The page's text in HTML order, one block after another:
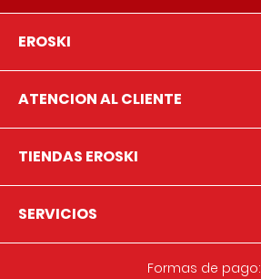
EROSKI
ATENCION AL CLIENTE
TIENDAS EROSKI
SERVICIOS
Formas de pago: